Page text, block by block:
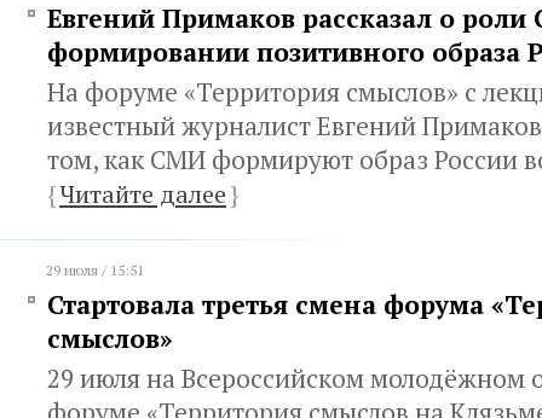
Евгений Примаков рассказал о
формировании позитивного образа
На форуме «Территория смыслов» с
известный журналист Евгений
том, как СМИ формируют образ России
{Читайте далее}
29 июля / 15:51
Стартовала третья смена форума
смыслов»
29 июля на Всероссийском молодёжном